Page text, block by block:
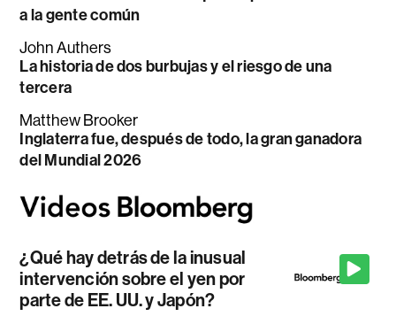
a la gente común
John Authers
La historia de dos burbujas y el riesgo de una
tercera
Matthew Brooker
Inglaterra fue, después de todo, la gran ganadora
del Mundial 2026
¿Qué hay detrás de la inusual
intervención sobre el yen por
parte de EE. UU. y Japón?